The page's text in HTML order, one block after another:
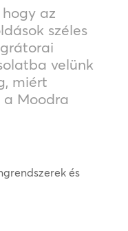
az
széles
velünk
miért
Moodra
és